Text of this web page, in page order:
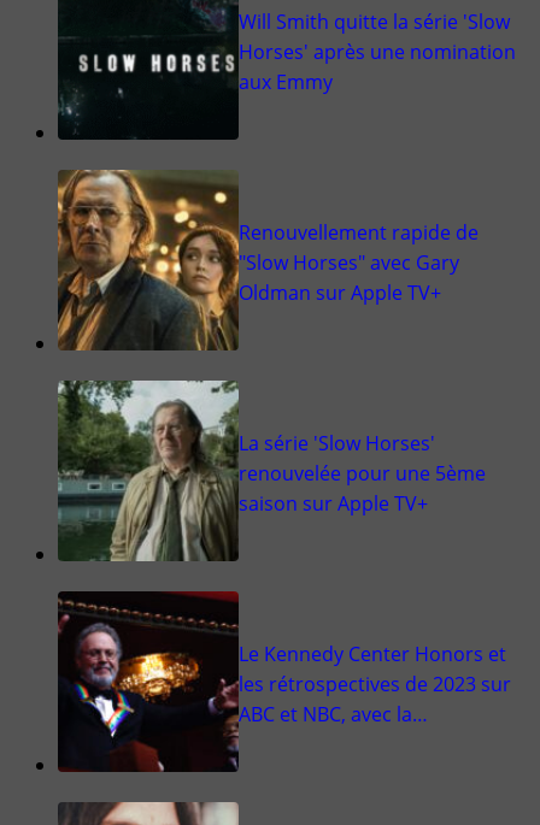
Will Smith quitte la série 'Slow
Horses' après une nomination
aux Emmy
Renouvellement rapide de
"Slow Horses" avec Gary
Oldman sur Apple TV+
La série 'Slow Horses'
renouvelée pour une 5ème
saison sur Apple TV+
Le Kennedy Center Honors et
les rétrospectives de 2023 sur
ABC et NBC, avec la…